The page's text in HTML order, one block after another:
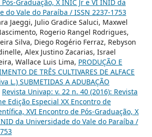
Graduação, X INIC Jr e VI INID da
do Vale do Paraíba / ISSN 2237-1753
Jaeggi, Julio Gradice Saluci, Maxwel
Rogerio Rangel Rodrigues,
Silva, Diego Rogério Ferraz, Rebyson
Alex Justino Zacarias, Israel
Wallace Luis Lima, PRODUÇÃO E
DE TRÊS CULTIVARES DE ALFACE
L.) SUBMETIDAS A ADUBAÇÃO
Revista Univap: v. 22 n. 40 (2016): Revista
Edição Especial XX Encontro de
XVI Encontro de Pós-Graduação, X
da Universidade do Vale do Paraíba /